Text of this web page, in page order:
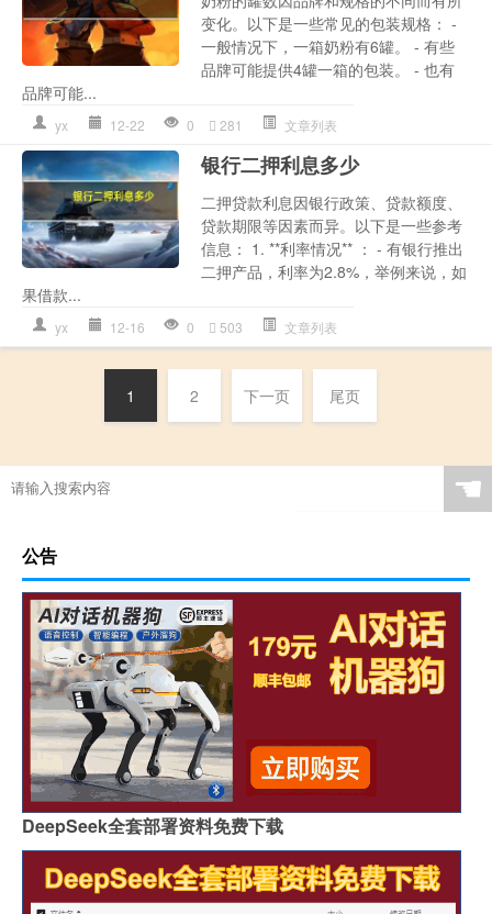
变化。以下是一些常见的包装规格： -
一般情况下，一箱奶粉有6罐。 - 有些
品牌可能提供4罐一箱的包装。 - 也有
品牌可能...
yx 12-22 0 281 文章列表
银行二押利息多少
二押贷款利息因银行政策、贷款额度、
贷款期限等因素而异。以下是一些参考
信息： 1. **利率情况** ： - 有银行推出
二押产品，利率为2.8%，举例来说，如
果借款...
yx 12-16 0 503 文章列表
1 2 下一页 尾页
☚
公告
DeepSeek全套部署资料免费下载